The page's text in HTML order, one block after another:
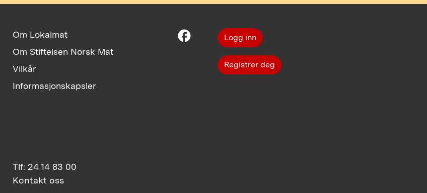
Om Lokalmat
Om Stiftelsen Norsk Mat
Vilkår
Informasjonskapsler
facebook Logg inn
Registrer deg
Tlf: 24 14 83 00
Kontakt oss